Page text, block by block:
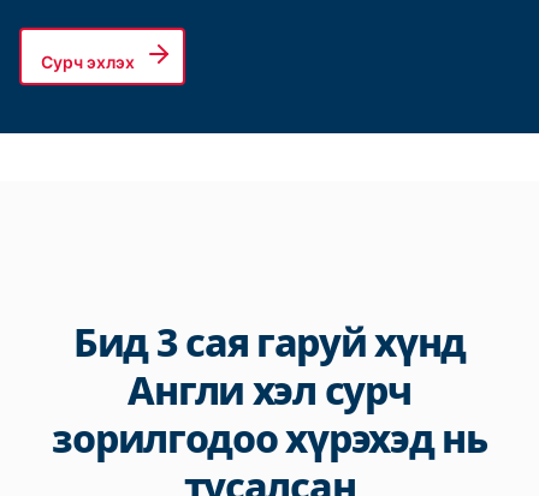
Сурч эхлэх
Бид 3 сая гаруй хүнд
Англи хэл сурч
зорилгодоо хүрэхэд нь